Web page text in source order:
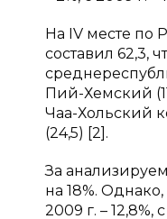
На IV месте по
составил 62,3,
Пий-Хемский
Чаа-Хольский
(24,5) [2].
За
на 18%.
2009 г. – 12,8%,